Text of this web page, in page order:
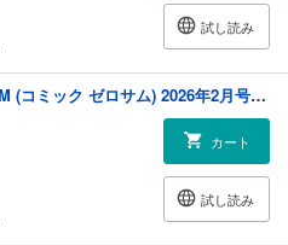
試し読み
Comic ZERO-SUM (コミック ゼロサム) 2026年2月号[雑誌]
カート
試し読み